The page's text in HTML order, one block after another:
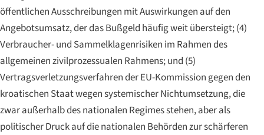
öffentlichen Ausschreibungen mit Auswirkungen auf den
Angebotsumsatz, der das Bußgeld häufig weit übersteigt; (4)
Verbraucher- und Sammelklagenrisiken im Rahmen des
allgemeinen zivilprozessualen Rahmens; und (5)
Vertragsverletzungsverfahren der EU-Kommission gegen den
kroatischen Staat wegen systemischer Nichtumsetzung, die
zwar außerhalb des nationalen Regimes stehen, aber als
politischer Druck auf die nationalen Behörden zur schärferen